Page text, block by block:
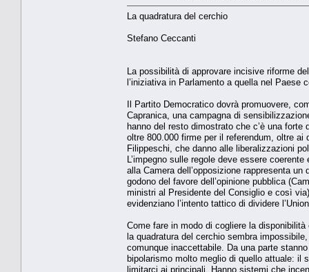
La quadratura del cerchio
Stefano Ceccanti
La possibilità di approvare incisive riforme
l’iniziativa in Parlamento a quella nel Paese
Il Partito Democratico dovrà promuovere,
Capranica, una campagna di
hanno del resto dimostrato che c’è una
oltre 800.000 firme per il referendum, oltre
Filippeschi, che danno alle liberalizzazioni
L’impegno sulle regole deve essere
alla Camera dell’opposizione rappresenta
godono del favore dell’opinione pubblica
ministri al Presidente del Consiglio e così
evidenziano l’intento tattico di dividere
Come fare in modo di cogliere la
la quadratura del cerchio sembra
comunque inaccettabile. Da una parte
bipolarismo molto meglio di quello attuale: il
limitarci ai principali. Hanno sistemi che